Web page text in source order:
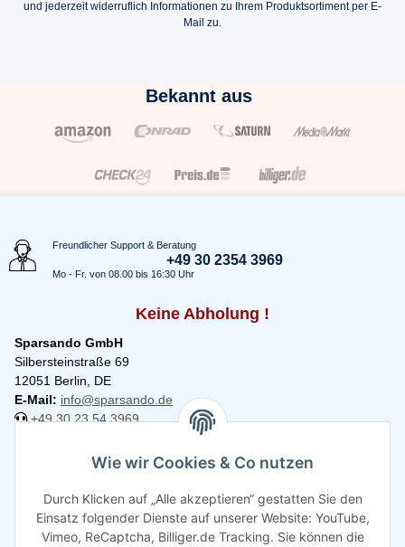
und jederzeit widerruflich Informationen zu Ihrem Produktsortiment per E-
Mail zu.
Bekannt aus
Freundlicher Support & Beratung
+49 30 2354 3969
Mo - Fr. von 08.00 bis 16:30 Uhr
Keine Abholung !
Sparsando GmbH
Silbersteinstraße 69
12051 Berlin, DE
E-Mail: info@sparsando.de
+49 30 23 54 3969
Informationen
Rechtliches
Wie wir Cookies & Co nutzen
Durch Klicken auf „Alle akzeptieren“ gestatten Sie den
Einsatz folgender Dienste auf unserer Website: YouTube,
Vimeo, ReCaptcha, Billiger.de Tracking. Sie können die